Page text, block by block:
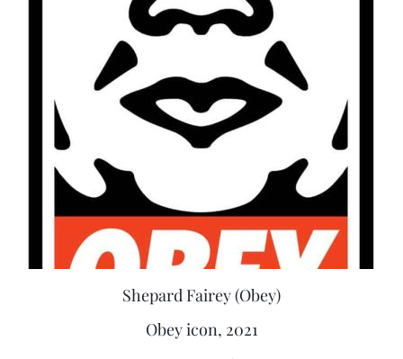
Shepard Fairey (Obey)
Obey icon, 2021